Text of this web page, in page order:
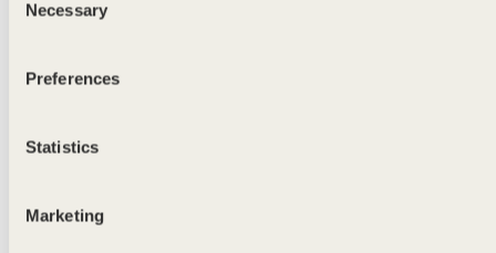
Selection
Necessary
Preferences
Statistics
Marketing